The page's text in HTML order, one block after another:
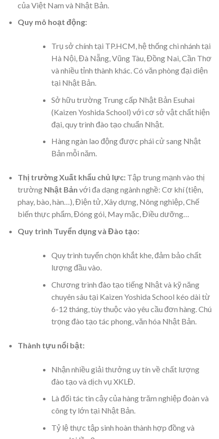
của Việt Nam và Nhật Bản.
Quy mô hoạt động:
Trụ sở chính tại TP.HCM, hệ thống chi nhánh tại
Hà Nội, Đà Nẵng, Vũng Tàu, Đồng Nai, Cần Thơ
và nhiều tỉnh thành khác. Có văn phòng đại diện
tại Nhật Bản.
Sở hữu trường Trung cấp Nhật Bản Esuhai
(Kaizen Yoshida School) với cơ sở vật chất hiện
đại, quy trình đào tạo chuẩn Nhật.
Hàng ngàn lao động được phái cử sang Nhật
Bản mỗi năm.
Thị trường Xuất khẩu chủ lực:Tập trung mạnh vào thị
trường Nhật Bản với đa dạng ngành nghề: Cơ khí (tiện,
phay, bào, hàn…), Điện tử, Xây dựng, Nông nghiệp, Chế
biến thực phẩm, Đóng gói, May mặc, Điều dưỡng…
Quy trình Tuyển dụng và Đào tạo:
Quy trình tuyển chọn khắt khe, đảm bảo chất
lượng đầu vào.
Chương trình đào tạo tiếng Nhật và kỹ năng
chuyên sâu tại Kaizen Yoshida School kéo dài từ
6-12 tháng, tùy thuộc vào yêu cầu đơn hàng. Chú
trọng đào tạo tác phong, văn hóa Nhật Bản.
Thành tựu nổi bật:
Nhận nhiều giải thưởng uy tín về chất lượng
đào tạo và dịch vụ XKLĐ.
Là đối tác tin cậy của hàng trăm nghiệp đoàn và
công ty lớn tại Nhật Bản.
Tỷ lệ thực tập sinh hoàn thành hợp đồng và